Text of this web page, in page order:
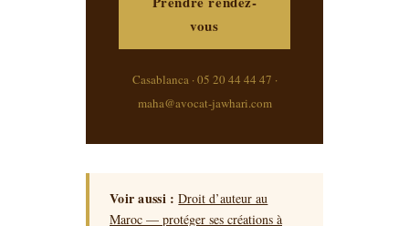
vous
Casablanca · 05 20 44 44 47 ·
maha@avocat-jawhari.com
Voir aussi : Droit d’auteur au
Maroc — protéger ses créations à